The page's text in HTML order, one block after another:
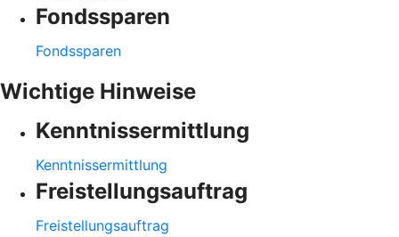
Fondssparen
Fondssparen
Wichtige Hinweise
Kenntnissermittlung
Kenntnissermittlung
Freistellungsauftrag
Freistellungsauftrag